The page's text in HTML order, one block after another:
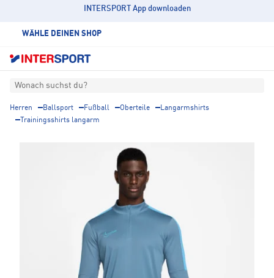
INTERSPORT App downloaden
WÄHLE DEINEN SHOP
Wonach suchst du?
Herren Ballsport Fußball Oberteile
Langarmshirts
Trainingsshirts langarm